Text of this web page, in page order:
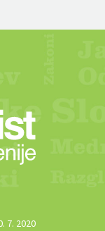
7. 2020